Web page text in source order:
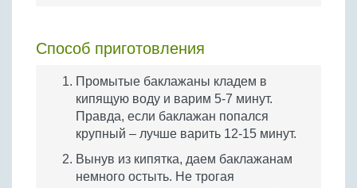
Способ приготовления
Промытые баклажаны кладем в
кипящую воду и варим 5-7 минут.
Правда, если баклажан попался
крупный – лучше варить 12-15 минут.
Вынув из кипятка, даем баклажанам
немного остыть. Не трогая